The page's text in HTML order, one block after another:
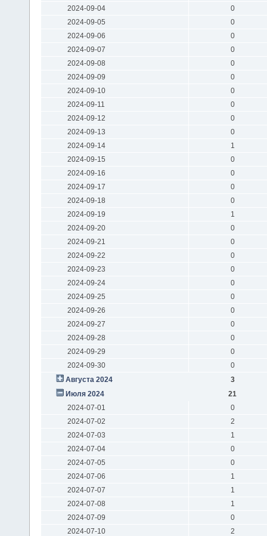
2024-09-04
0
2024-09-05
0
2024-09-06
0
2024-09-07
0
2024-09-08
0
2024-09-09
0
2024-09-10
0
2024-09-11
0
2024-09-12
0
2024-09-13
0
2024-09-14
1
2024-09-15
0
2024-09-16
0
2024-09-17
0
2024-09-18
0
2024-09-19
1
2024-09-20
0
2024-09-21
0
2024-09-22
0
2024-09-23
0
2024-09-24
0
2024-09-25
0
2024-09-26
0
2024-09-27
0
2024-09-28
0
2024-09-29
0
2024-09-30
0
Августа 2024
3
Июля 2024
21
2024-07-01
0
2024-07-02
2
2024-07-03
1
2024-07-04
0
2024-07-05
0
2024-07-06
1
2024-07-07
1
2024-07-08
1
2024-07-09
0
2024-07-10
2